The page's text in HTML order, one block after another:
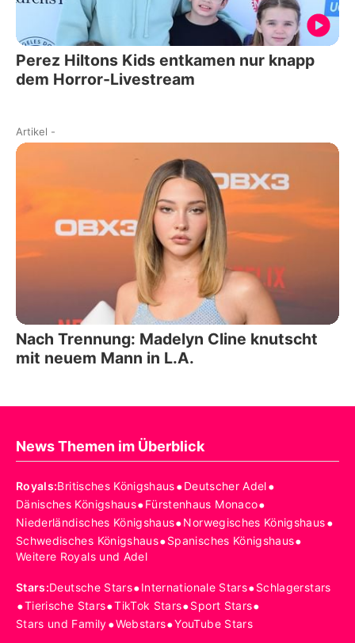
Perez Hiltons Kids entkamen nur knapp
dem Horror-Livestream
Artikel -
Nach Trennung: Madelyn Cline knutscht
mit neuem Mann in L.A.
News Themen im Überblick
Royals:Britisches Königshaus•Deutscher Adel•
Dänisches Königshaus•Fürstenhaus Monaco•
Niederländisches Königshaus•Norwegisches Königshaus•
Schwedisches Königshaus•Spanisches Königshaus•
Weitere Royals und Adel
Stars:Deutsche Stars•Internationale Stars•Schlagerstars
•Tierische Stars•TikTok Stars•Sport Stars•
Stars und Family•Webstars•YouTube Stars